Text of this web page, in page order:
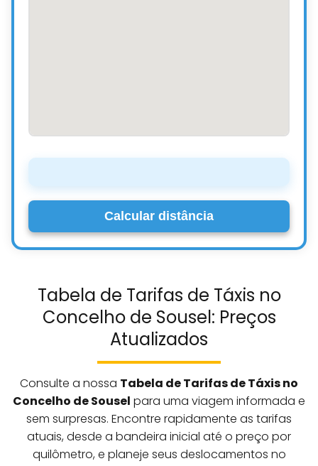
Calcular distância
Tabela de Tarifas de Táxis no
Concelho de Sousel: Preços
Atualizados
Consulte a nossa Tabela de Tarifas de Táxis no
Concelho de Sousel para uma viagem informada e
sem surpresas. Encontre rapidamente as tarifas
atuais, desde a bandeira inicial até o preço por
quilômetro, e planeje seus deslocamentos no